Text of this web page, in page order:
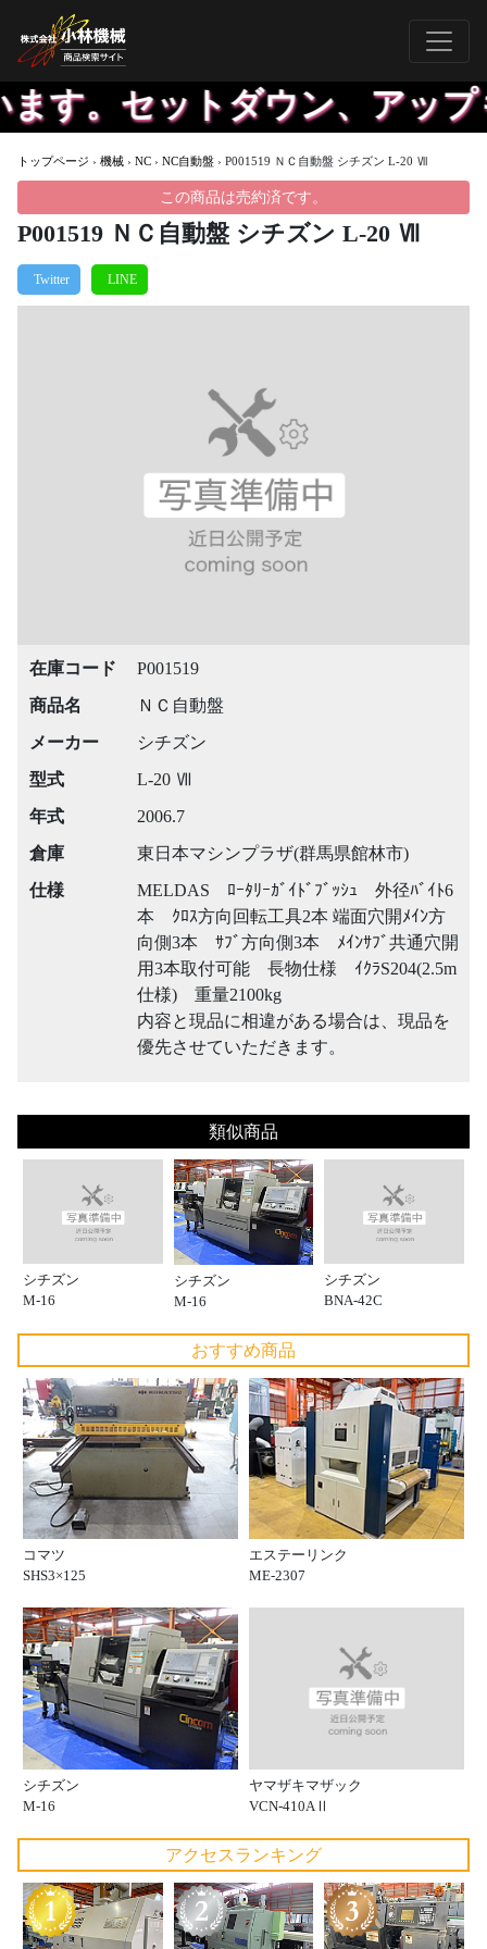
セットダウン、アップも
トップページ › 機械 › NC › NC自動盤 › P001519 ＮＣ自動盤 シチズン L-20 Ⅶ
この商品は売約済です。
P001519 ＮＣ自動盤 シチズン L-20 Ⅶ
在庫コード
P001519
商品名
ＮＣ自動盤
メーカー
シチズン
型式
L-20 Ⅶ
年式
2006.7
倉庫
東日本マシンプラザ(群馬県館林市)
仕様
MELDAS ﾛｰﾀﾘｰｶﾞｲﾄﾞﾌﾞｯｼｭ 外径ﾊﾞｲﾄ6
本 ｸﾛｽ方向回転工具2本 端面穴開ﾒｲﾝ方
向側3本 ｻﾌﾞ方向側3本 ﾒｲﾝｻﾌﾞ共通穴開
用3本取付可能 長物仕様 ｲｸﾗS204(2.5m
仕様) 重量2100kg
内容と現品に相違がある場合は、現品を
優先させていただきます。
類似商品
シチズン
M-16
シチズン
M-16
シチズン
BNA-42C
おすすめ商品
コマツ
SHS3×125
エステーリンク
ME-2307
シチズン
M-16
ヤマザキマザック
VCN-410AⅡ
アクセスランキング